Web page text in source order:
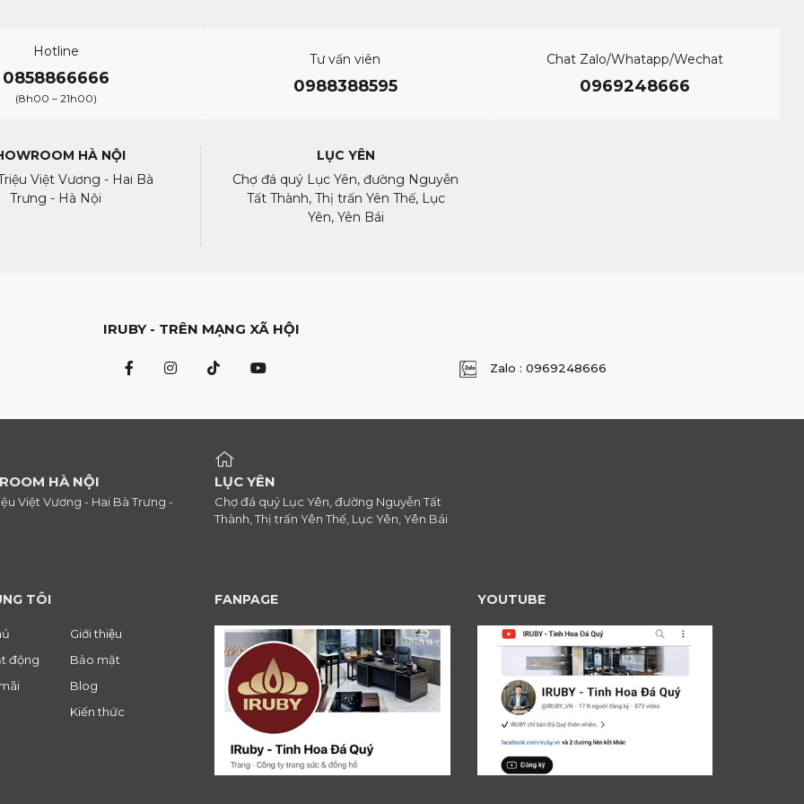
hồng và bổ sung cho màu sắc của nó. Những người thợ cắt đá quý có tay nghề cao cũng biết cách giảm thiểu khả
Sapphire màu hồng rất hiếm nên chúng thường được cắt để có thể giữ được lượng đá thô tối đa. Do đó, những vết cắt
suốt là cực kỳ hiếm. Điều này có nghĩa là những viên Sapphire lớn đắt hơn trên mỗi carat so với những viên nhỏ hơn có
Sapphire màu hồng cỡ lớn, thì một viên Sapphire màu hồng 1 carat có thể trông khá ấn tượng nhưng lại có giá cả hợp
bạn nên đối xử với chúng một cách nhẹ nhàng. Cách an toàn nhất để đánh bóng những viên sapphire màu hồng là
độ cao và đột ngột vì điều này có thể làm hỏng màu sắc và cấu trúc tinh thể của chúng.
Hotline
0858866666
(8h00 – 21h00)
Tư vấn viên
0988388595
Chat Zalo/Whatapp/Wechat
0969248666
HÀ NỘI
Việt Vương - Hai Bà
Trưng - Hà Nội
LỤC YÊN
Chợ đá quý Lục Yên, đường Nguyễn
Tất Thành, Thị trấn Yên Thế, Lục
Yên, Yên Bái
IRUBY - TRÊN MẠNG XÃ HỘI
Zalo : 0969248666
HÀ NỘI
Việt Vương - Hai Bà Trưng -
LỤC YÊN
Chợ đá quý Lục Yên, đường Nguyễn Tất
Thành, Thị trấn Yên Thế, Lục Yên, Yên Bái
TÔI
Giới thiệu
động
Bảo mật
Blog
Kiến thức
FANPAGE YOUTUBE